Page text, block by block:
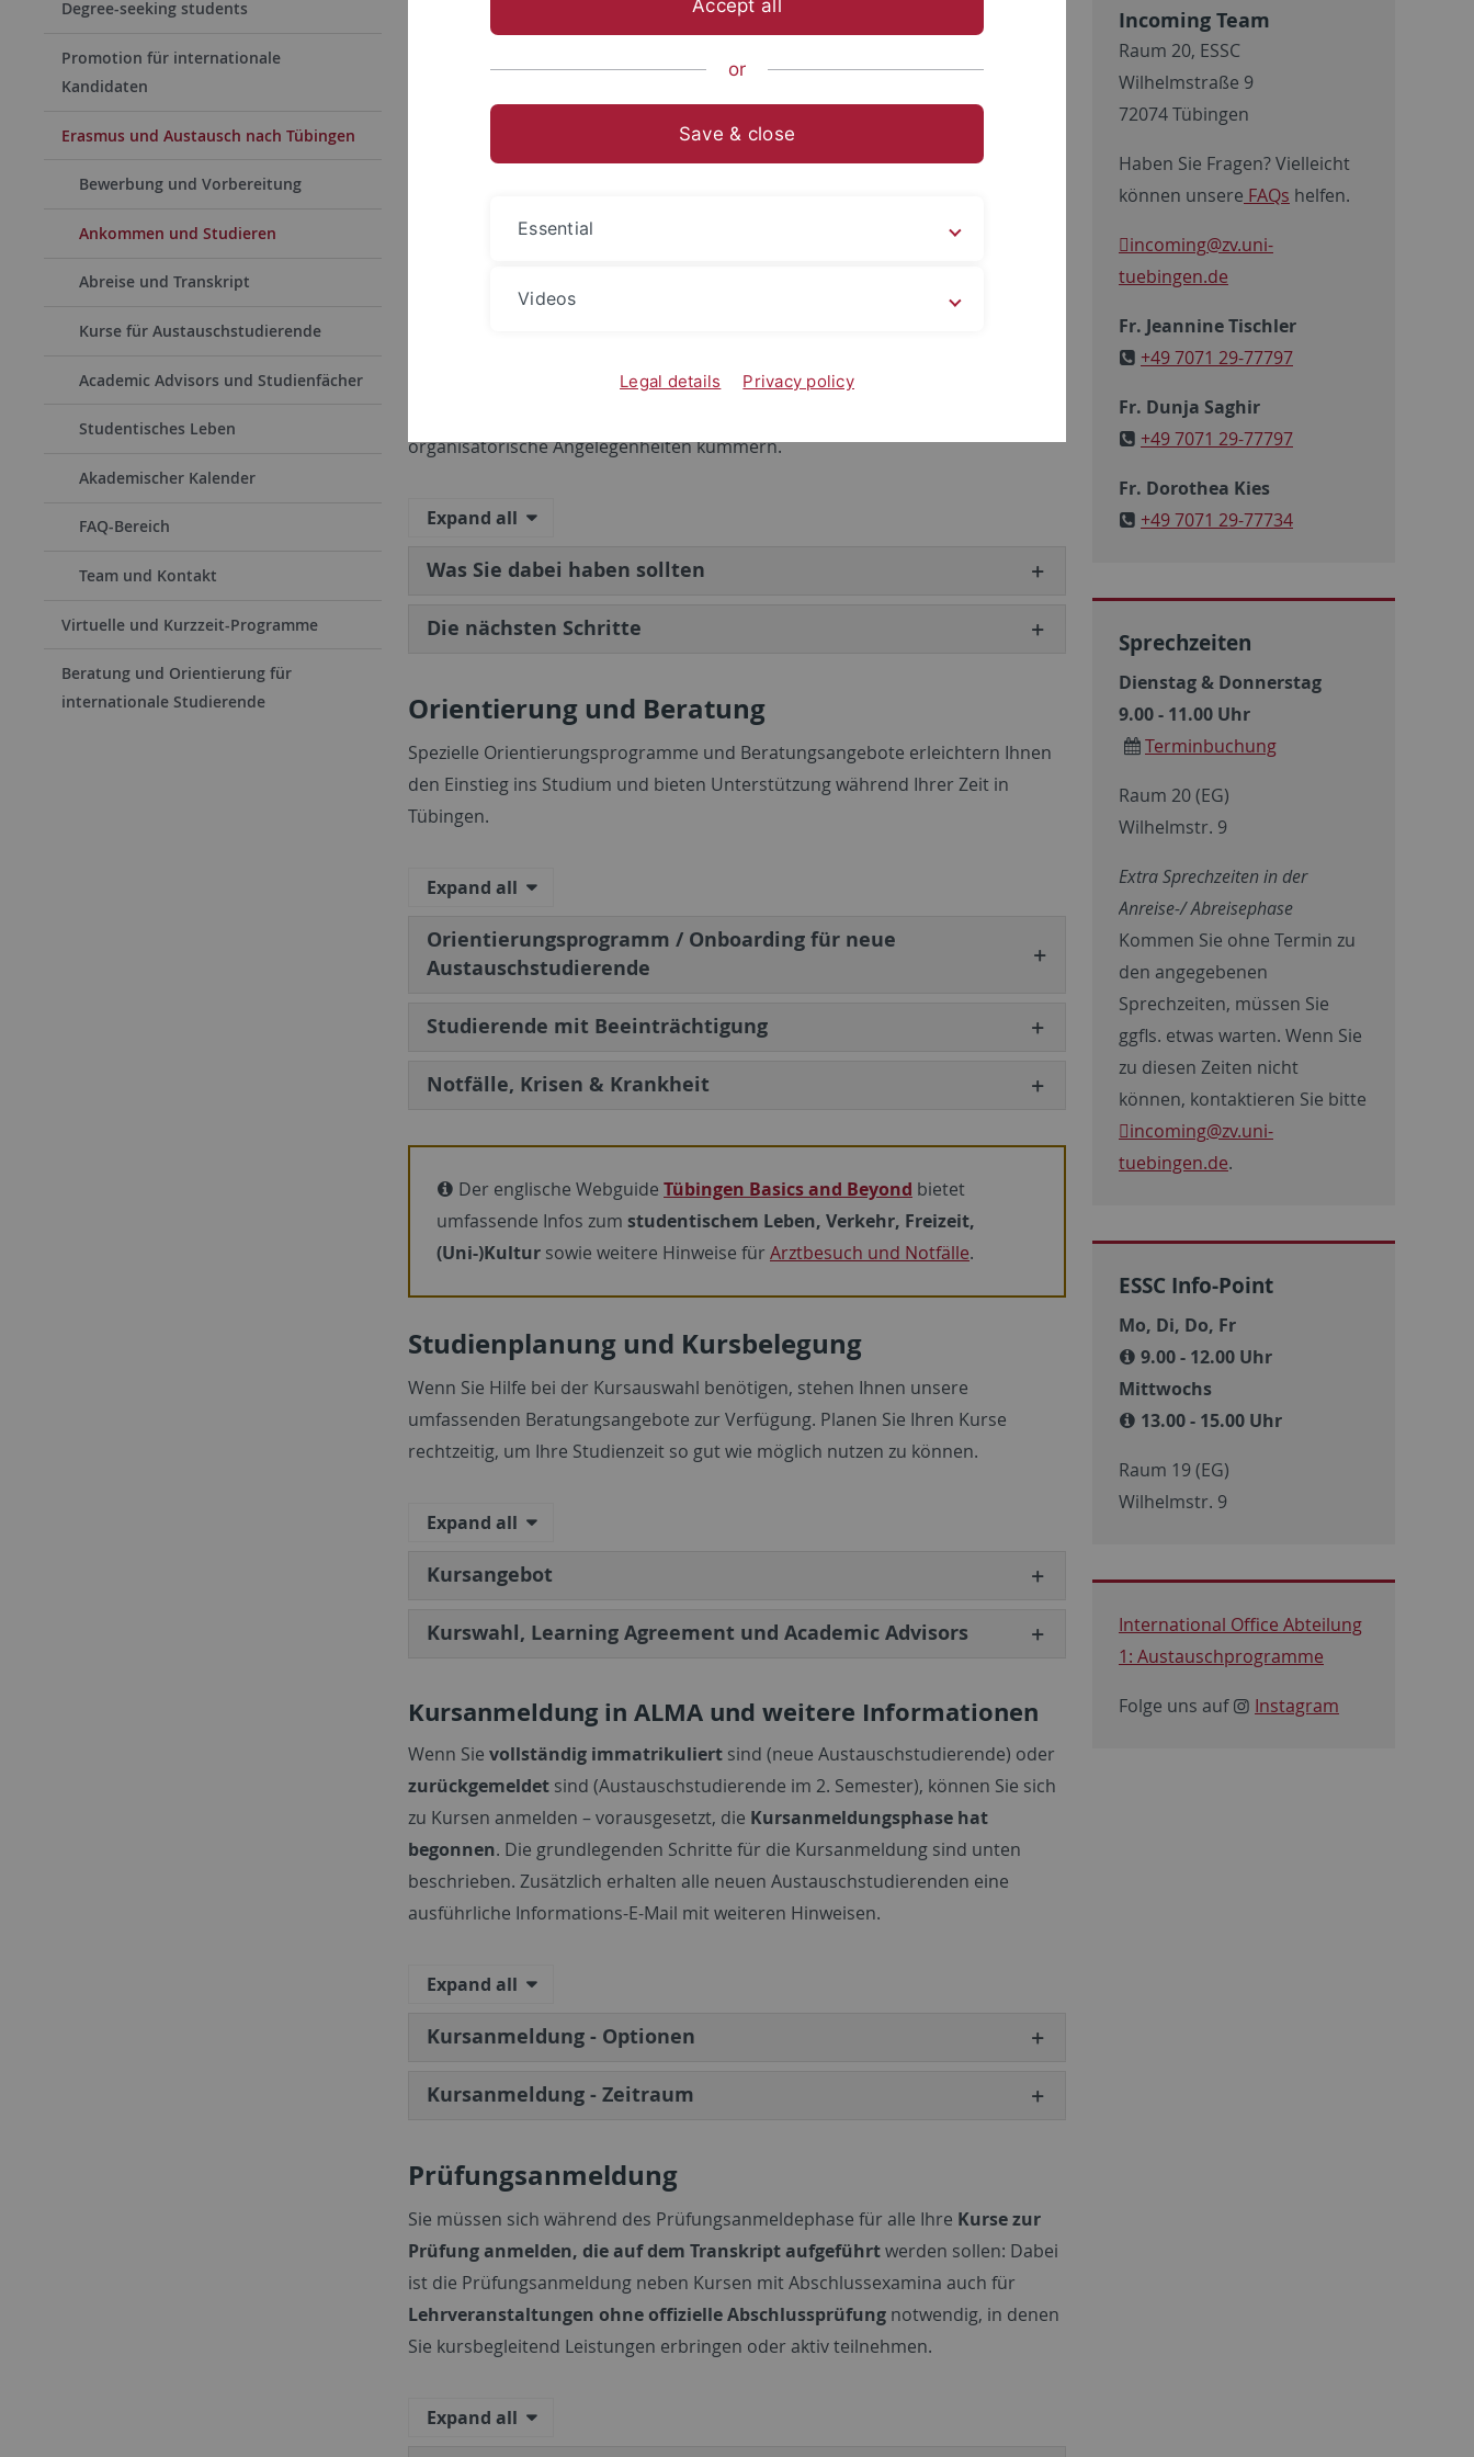
Degree-seeking students
Promotion für internationale
Kandidaten
Erasmus und Austausch nach Tübingen
Bewerbung und Vorbereitung
Ankommen und Studieren
Abreise und Transkript
Kurse für Austauschstudierende
Academic Advisors und Studienfächer
Studentisches Leben
Akademischer Kalender
FAQ-Bereich
Team und Kontakt
Virtuelle und Kurzzeit-Programme
Beratung und Orientierung für
internationale Studierende
Willkommen in Tübingen!
Wir freuen uns, Sie an der Universität Tübingen begrüßen zu dürfen und
hoffen, dass Sie einen schönen und bereichernden Aufenthalt
verbringen werden! Nachfolgend finden Sie alle notwendigen Informationen für
Orientierung & Beratung Kurswahl/-belegung
Nach der Ankunft
organisatorische Angelegenheiten kümmern.
Expand all
Was Sie dabei haben sollten
Die nächsten Schritte
Orientierung und Beratung
Spezielle Orientierungsprogramme und Beratungsangebote erleichtern Ihnen
den Einstieg ins Studium und bieten Unterstützung während Ihrer Zeit in
Tübingen.
Expand all
Orientierungsprogramm / Onboarding für neue
Austauschstudierende
Studierende mit Beeinträchtigung
Notfälle, Krisen & Krankheit
Der englische Webguide Tübingen Basics and Beyond bietet
umfassende Infos zum studentischem Leben, Verkehr, Freizeit,
(Uni-)Kultur sowie weitere Hinweise für Arztbesuch und Notfälle.
Studienplanung und Kursbelegung
Wenn Sie Hilfe bei der Kursauswahl benötigen, stehen Ihnen unsere
umfassenden Beratungsangebote zur Verfügung. Planen Sie Ihren Kurse
rechtzeitig, um Ihre Studienzeit so gut wie möglich nutzen zu können.
Expand all
Kursangebot
Kurswahl, Learning Agreement und Academic Advisors
Kursanmeldung in ALMA und weitere Informationen
Wenn Sie vollständig immatrikuliert sind (neue Austauschstudierende) oder
zurückgemeldet sind (Austauschstudierende im 2. Semester), können Sie sich
zu Kursen anmelden – vorausgesetzt, die Kursanmeldungsphase hat
begonnen. Die grundlegenden Schritte für die Kursanmeldung sind unten
beschrieben. Zusätzlich erhalten alle neuen Austauschstudierenden eine
ausführliche Informations-E-Mail mit weiteren Hinweisen.
Expand all
Kursanmeldung - Optionen
Kursanmeldung - Zeitraum
Prüfungsanmeldung
Sie müssen sich während des Prüfungsanmeldephase für alle Ihre Kurse zur
Prüfung anmelden, die auf dem Transkript aufgeführtwerden sollen: Dabei
ist die Prüfungsanmeldung neben Kursen mit Abschlussexamina auch für
Lehrveranstaltungen ohne offizielle Abschlussprüfung notwendig, in denen
Sie kursbegleitend Leistungen erbringen oder aktiv teilnehmen.
Expand all
Incoming Team
Raum 20, ESSC
Wilhelmstraße 9
72074 Tübingen
Haben Sie Fragen? Vielleicht
können unsere FAQs helfen.
incoming@zv.uni-
tuebingen.de
Fr. Jeannine Tischler
+49 7071 29-77797
Fr. Dunja Saghir
+49 7071 29-77797
Fr. Dorothea Kies
+49 7071 29-77734
Sprechzeiten
Dienstag & Donnerstag
9.00 - 11.00 Uhr
Terminbuchung
Raum 20 (EG)
Wilhelmstr. 9
Extra Sprechzeiten in der
Anreise-/ Abreisephase
Kommen Sie ohne Termin zu
den angegebenen
Sprechzeiten, müssen Sie
ggfls. etwas warten. Wenn Sie
zu diesen Zeiten nicht
können, kontaktieren Sie bitte
incoming@zv.uni-
tuebingen.de.
ESSC Info-Point
Mo, Di, Do, Fr
9.00 - 12.00 Uhr
Mittwochs
13.00 - 15.00 Uhr
Raum 19 (EG)
Wilhelmstr. 9
International Office Abteilung
1: Austauschprogramme
Folge uns auf Instagram
Accept all
or
Save & close
Essential
Videos
Legal details Privacy policy